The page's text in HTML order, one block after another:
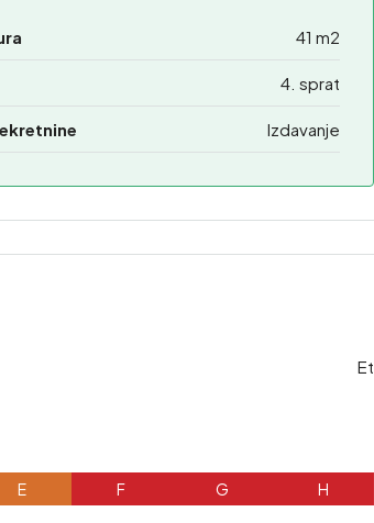
41 m2
4. sprat
Izdavanje
Et
E F G H